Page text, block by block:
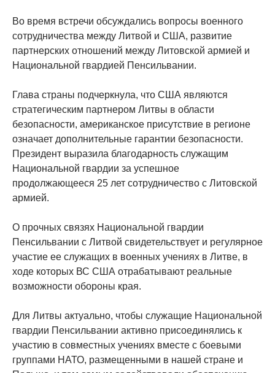
Во время встречи обсуждались вопросы военного
сотрудничества между Литвой и США, развитие
партнерских отношений между Литовской армией и
Национальной гвардией Пенсильвании.
Глава страны подчеркнула, что США являются
стратегическим партнером Литвы в области
безопасности, американское присутствие в регионе
означает дополнительные гарантии безопасности.
Президент выразила благодарность служащим
Национальной гвардии за успешное
продолжающееся 25 лет сотрудничество с Литовской
армией.
О прочных связях Национальной гвардии
Пенсильвании с Литвой свидетельствует и регулярное
участие ее служащих в военных учениях в Литве, в
ходе которых ВС США отрабатывают реальные
возможности обороны края.
Для Литвы актуально, чтобы служащие Национальной
гвардии Пенсильвании активно присоединялись к
участию в совместных учениях вместе с боевыми
группами НАТО, размещенными в нашей стране и